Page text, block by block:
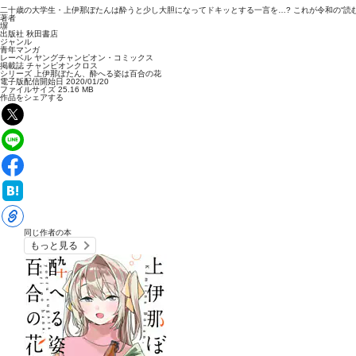
二十歳の大学生・上伊那ぼたんは酔うと少し大胆になってドキッとする一言を…? これが令和の“読
著者
塀
出版社 秋田書店
ジャンル
青年マンガ
レーベル ヤングチャンピオン・コミックス
掲載誌 チャンピオンクロス
シリーズ
上伊那ぼたん、酔へる姿は百合の花
電子版配信開始日 2020/01/20
ファイルサイズ 25.16 MB
作品をシェアする
同じ作者の本
もっと見る